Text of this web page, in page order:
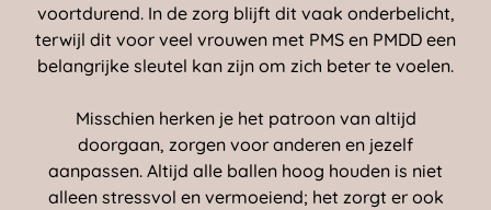
voortdurend. In de zorg blijft dit vaak onderbelicht,
terwijl dit voor veel vrouwen met PMS en PMDD een
belangrijke sleutel kan zijn om zich beter te voelen.
Misschien herken je het patroon van altijd
doorgaan, zorgen voor anderen en jezelf
aanpassen. Altijd alle ballen hoog houden is niet
alleen stressvol en vermoeiend; het zorgt er ook